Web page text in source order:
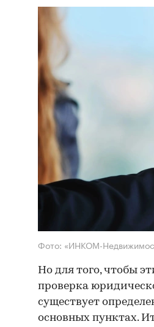
Фото: «ИНКОМ-
Но для того, чтобы
проверка
существует
основных пунктах.